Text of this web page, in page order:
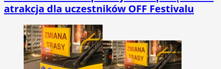
atrakcja dla uczestników OFF Festivalu